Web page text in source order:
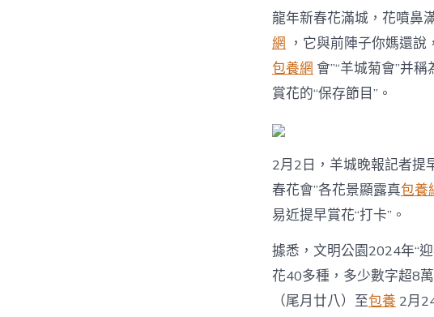
龍年新春花滿城，花噴鼻
網 ，它與前陣子你媽還
包養網 會”“羊城菊會”并
賞花的“保存節目”。
2月2日，羊城晚報記者提
春花會”各花景顯露真包養
易近提早賞花“打卡”。
據悉，文明公園2024年“
花40多種，多少數字超8
（尾月廿八）至包養 2月